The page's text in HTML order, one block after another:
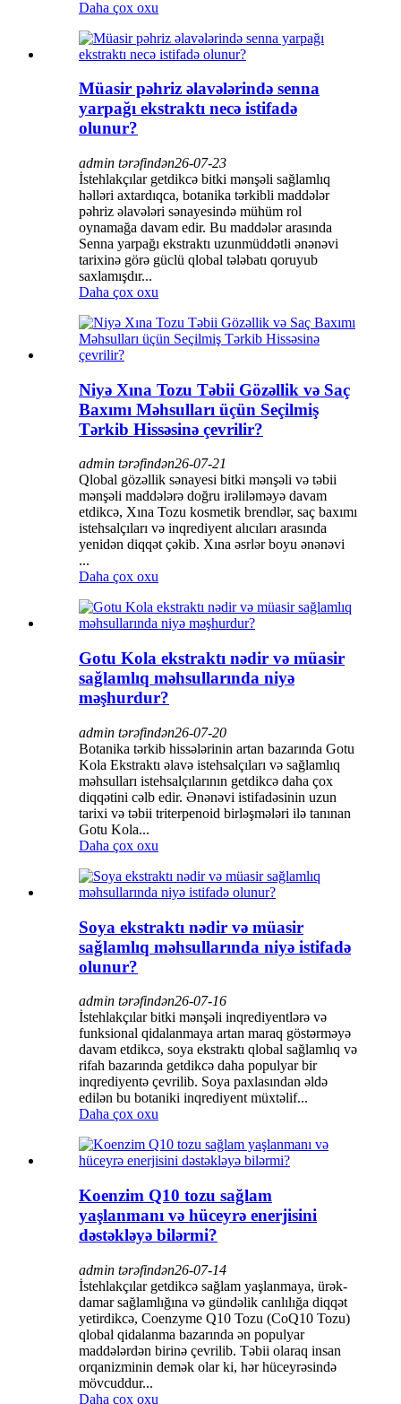
Daha çox oxu
Müasir pəhriz əlavələrində senna
yarpağı ekstraktı necə istifadə
olunur?
admin tərəfindən26-07-23
İstehlakçılar getdikcə bitki mənşəli sağlamlıq
həlləri axtardıqca, botanika tərkibli maddələr
pəhriz əlavələri sənayesində mühüm rol
oynamağa davam edir. Bu maddələr arasında
Senna yarpağı ekstraktı uzunmüddətli ənənəvi
tarixinə görə güclü qlobal tələbatı qoruyub
saxlamışdır...
Daha çox oxu
Niyə Xına Tozu Təbii Gözəllik və Saç
Baxımı Məhsulları üçün Seçilmiş
Tərkib Hissəsinə çevrilir?
admin tərəfindən26-07-21
Qlobal gözəllik sənayesi bitki mənşəli və təbii
mənşəli maddələrə doğru irəliləməyə davam
etdikcə, Xına Tozu kosmetik brendlər, saç baxımı
istehsalçıları və inqrediyent alıcıları arasında
yenidən diqqət çəkib. Xına əsrlər boyu ənənəvi
...
Daha çox oxu
Gotu Kola ekstraktı nədir və müasir
sağlamlıq məhsullarında niyə
məşhurdur?
admin tərəfindən26-07-20
Botanika tərkib hissələrinin artan bazarında Gotu
Kola Ekstraktı əlavə istehsalçıları və sağlamlıq
məhsulları istehsalçılarının getdikcə daha çox
diqqətini cəlb edir. Ənənəvi istifadəsinin uzun
tarixi və təbii triterpenoid birləşmələri ilə tanınan
Gotu Kola...
Daha çox oxu
Soya ekstraktı nədir və müasir
sağlamlıq məhsullarında niyə istifadə
olunur?
admin tərəfindən26-07-16
İstehlakçılar bitki mənşəli inqrediyentlərə və
funksional qidalanmaya artan maraq göstərməyə
davam etdikcə, soya ekstraktı qlobal sağlamlıq və
rifah bazarında getdikcə daha populyar bir
inqrediyentə çevrilib. Soya paxlasından əldə
edilən bu botaniki inqrediyent müxtəlif...
Daha çox oxu
Koenzim Q10 tozu sağlam
yaşlanmanı və hüceyrə enerjisini
dəstəkləyə bilərmi?
admin tərəfindən26-07-14
İstehlakçılar getdikcə sağlam yaşlanmaya, ürək-
damar sağlamlığına və gündəlik canlılığa diqqət
yetirdikcə, Coenzyme Q10 Tozu (CoQ10 Tozu)
qlobal qidalanma bazarında ən populyar
maddələrdən birinə çevrilib. Təbii olaraq insan
orqanizminin demək olar ki, hər hüceyrəsində
mövcuddur...
Daha çox oxu